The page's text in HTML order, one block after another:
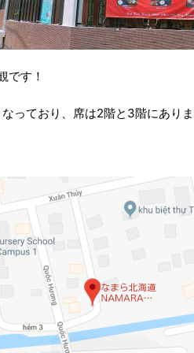
です！
なっており、席は2階と3階にあり